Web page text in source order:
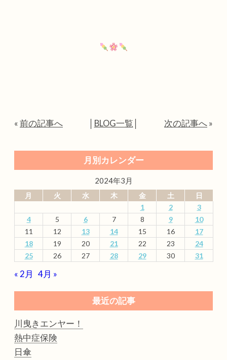
« 前の記事へ BLOG一覧 次の記事へ »
月別カレンダー
2024年3月
月 火 水 木 金 土
日
1
2
3
4
5 6 7 8 9
10
11
12 13 14 15 16
17
18
19 20 21 22 23
24
25
26 27 28 29 30 31
« 2月 4月 »
最近の記事
川曳きエンヤー！
熱中症保険
日傘